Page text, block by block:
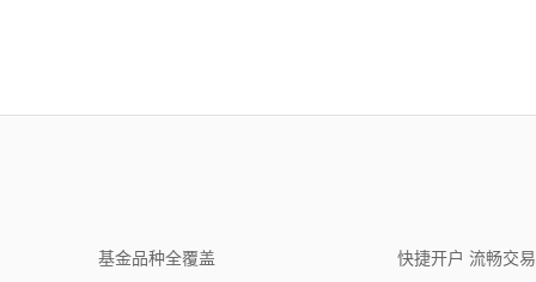
基金品种全覆盖 快捷开户 流畅交易